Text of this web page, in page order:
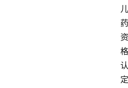
儿
药
资
格
认
定